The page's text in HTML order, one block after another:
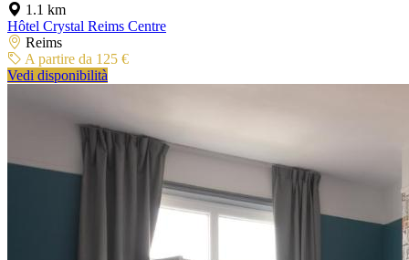
1.1 km
Hôtel Crystal Reims Centre
Reims
A partire da 125 €
Vedi disponibilità